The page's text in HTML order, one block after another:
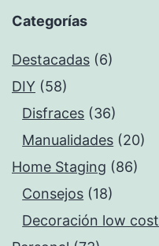
Categorías
Destacadas (6)
DIY (58)
Disfraces (36)
Manualidades (20)
Home Staging (86)
Consejos (18)
Decoración low cost